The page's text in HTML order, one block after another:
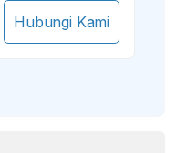
Hubungi Kami